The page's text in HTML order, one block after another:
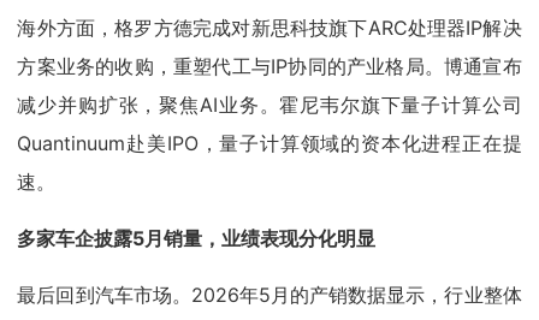
海外方面，格罗方德完成对新思科技旗下ARC处理器IP解决
方案业务的收购，重塑代工与IP协同的产业格局。博通宣布
减少并购扩张，聚焦AI业务。霍尼韦尔旗下量子计算公司
Quantinuum赴美IPO，量子计算领域的资本化进程正在提
速。
多家车企披露5月销量，业绩表现分化明显
最后回到汽车市场。2026年5月的产销数据显示，行业整体